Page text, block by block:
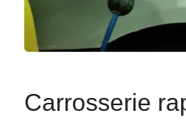
Carrosserie